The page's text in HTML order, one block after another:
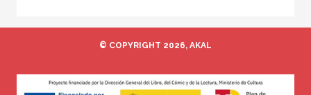
© COPYRIGHT 2026, AKAL